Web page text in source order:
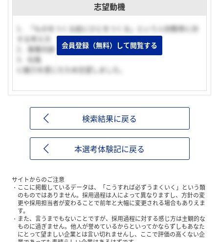
志望動機
1．「ものをつくる前にひとをつくる」という人材教育に対
する考え方
2．事業内容・領域
3．社風
に魅力を感じたため志望しました。
会員登録（無料）して閲覧する
検索結果に戻る
本選考体験記に戻る
サイトからのご注意
ここに掲載しているデータは、「こうすれば必ずうまくいく」という類
のものではありません。採用過程は人によって異なりますし、方針の変
更や採用担当者が変わることで前年と大幅に変更される場合もありえま
す。
また、言うまでもないことですが、採用過程に対する感じ方は主観的な
ものに過ぎません。他人が誉めているからといってかならずしもあなた
にとって望ましい企業とは言い切れませんし、ここで評価の高くない企